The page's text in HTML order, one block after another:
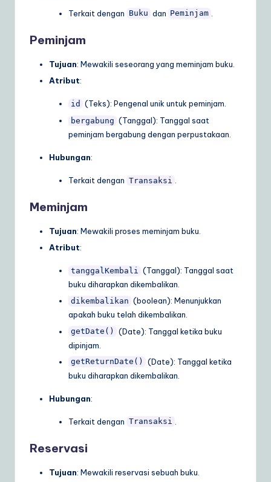
Terkait dengan Buku dan Peminjam
Peminjam
Tujuan: Mewakili seseorang yang meminjam buku.
Atribut:
id (Teks): Pengenal unik untuk peminjam.
bergabung (Tanggal): Tanggal saat
peminjam bergabung dengan perpustakaan.
Hubungan:
Terkait dengan Transaksi
Meminjam
Tujuan: Mewakili proses meminjam buku.
Atribut:
tanggalKembali (Tanggal): Tanggal saat
buku diharapkan dikembalikan.
dikembalikan (boolean): Menunjukkan
apakah buku telah dikembalikan.
getDate()
(Date): Tanggal ketika buku
dipinjam.
getReturnDate()
(Date): Tanggal ketika
buku diharapkan dikembalikan.
Hubungan:
Terkait dengan Transaksi
Reservasi
Tujuan: Mewakili reservasi sebuah buku.